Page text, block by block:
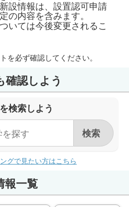
設情報は、設置認可申請
の内容を含みます。
いては今後変更されるこ
を必ず確認してください。
確認しよう
検索しよう
グで見たい方はこちら
報一覧